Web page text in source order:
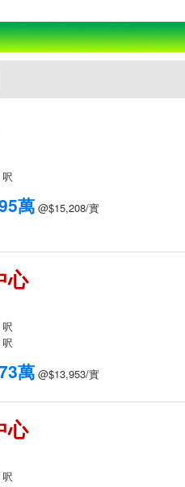
萬 @$15,208/實
心
萬 @$13,953/實
心